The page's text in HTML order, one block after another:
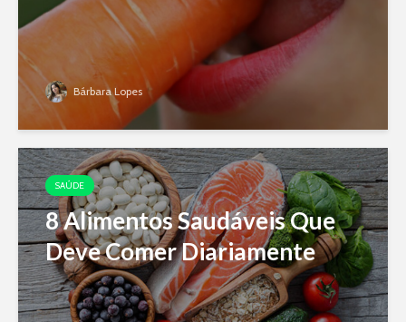
Bárbara Lopes
SAÚDE
8 Alimentos Saudáveis Que
Deve Comer Diariamente